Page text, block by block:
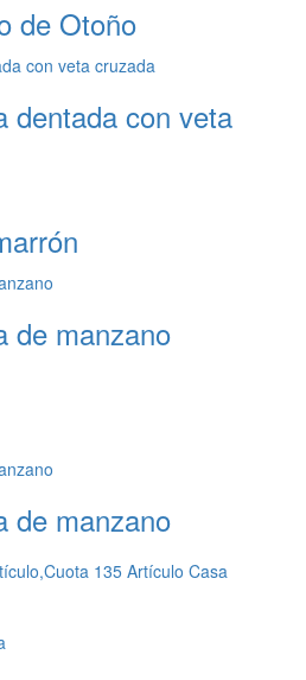
de Otoño
dentada con veta
de manzano
de manzano
135 Artículo Casa